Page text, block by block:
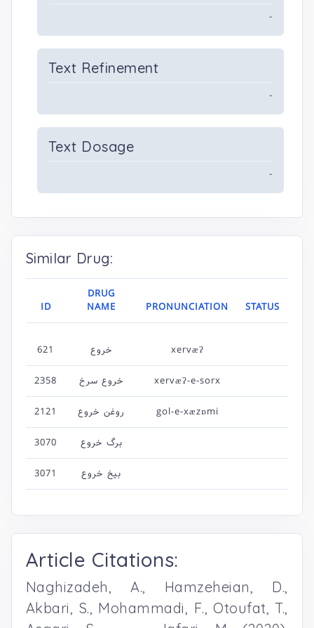
-
Text Refinement
-
Text Dosage
-
Similar Drug:
ID
DRUG
NAME
PRONUNCIATION STATUS
621 خروع xervæʔ
2358 خروع سرخ xervæʔ-e-sorx
2121 روغن خروع gol-e-xæzɒmi
3070 برگ خروع
3071 بیخ خروع
Article Citations:
Naghizadeh, A., Hamzeheian, D.,
Akbari, S., Mohammadi, F., Otoufat, T.,